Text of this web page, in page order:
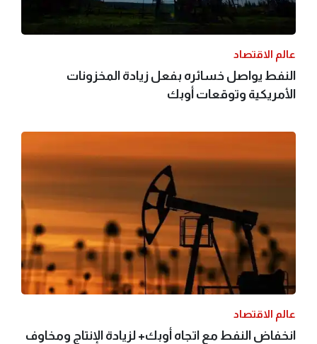
عالم الاقتصاد
النفط يواصل خسائره بفعل زيادة المخزونات
الأمريكية وتوقعات أوبك
عالم الاقتصاد
انخفاض النفط مع اتجاه أوبك+ لزيادة الإنتاج ومخاوف